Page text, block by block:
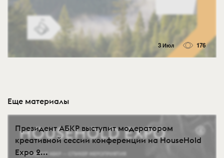
3 Июл 176
Еще материалы
Президент АБКР выступит модератором
креативной сессии конференции на HouseHold
Expo 2...